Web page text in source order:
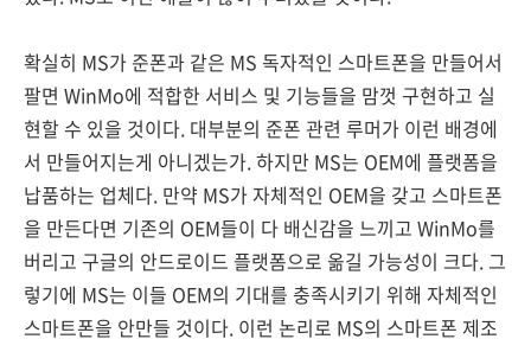
확실히 MS가 준폰과 같은 MS 독자적인 스마트폰을 만들어서
팔면 WinMo에 적합한 서비스 및 기능들을 맘껏 구현하고 실
현할 수 있을 것이다. 대부분의 준폰 관련 루머가 이런 배경에
서 만들어지는게 아니겠는가. 하지만 MS는 OEM에 플랫폼을
납품하는 업체다. 만약 MS가 자체적인 OEM을 갖고 스마트폰
을 만든다면 기존의 OEM들이 다 배신감을 느끼고 WinMo를
버리고 구글의 안드로이드 플랫폼으로 옮길 가능성이 크다. 그
렇기에 MS는 이들 OEM의 기대를 충족시키기 위해 자체적인
스마트폰을 안만들 것이다. 이런 논리로 MS의 스마트폰 제조